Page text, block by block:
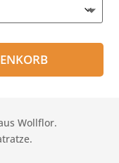
Wollflor.